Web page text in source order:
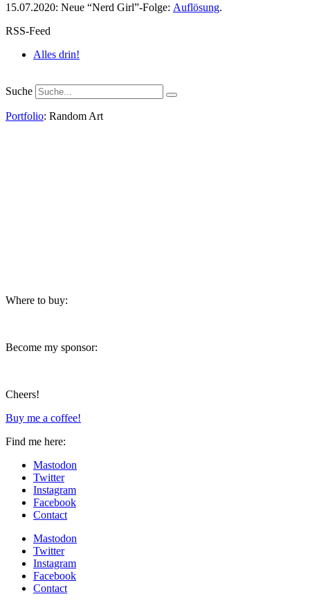
15.07.2020: Neue “Nerd Girl”-Folge: Auflösung.
RSS-Feed
Alles drin!
Suche
Portfolio: Random Art
Where to buy:
Become my sponsor:
Cheers!
Buy me a coffee!
Find me here:
Mastodon
Twitter
Instagram
Facebook
Contact
Mastodon
Twitter
Instagram
Facebook
Contact